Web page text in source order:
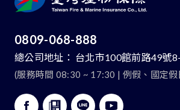
0809-068-888
總公司地址： 台北市100館前路49號
(服務時間 08:30 ~ 17:30 | 例假、國定假